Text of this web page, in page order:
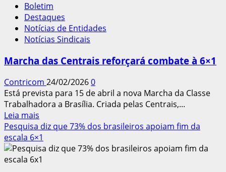
cassa
vínculo
de
pedreiro
trabalhava
em
construtora
Boletim
Destaques
Notícias de Entidades
Notícias Sindicais
Marcha das Centrais reforçará combate à 6×1
Contricom 24/02/20260
Está prevista para 15 de abril a nova Marcha da Classe
Trabalhadora a Brasília. Criada pelas Centrais,...
Leia mais
mais
sobre
Marcha
das
Pesquisa diz que 73% dos brasileiros apoiam fim da
escala 6×1